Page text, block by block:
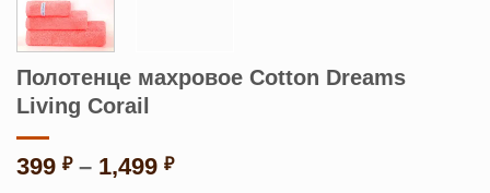
Полотенце махровое Cotton Dreams
Living Corail
399 ₽ – 1,499 ₽Диапазон